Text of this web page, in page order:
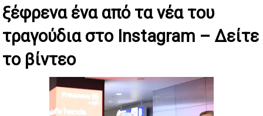
ξέφρενα ένα από τα νέα του
τραγούδια στο Instagram – Δείτε
το βίντεο